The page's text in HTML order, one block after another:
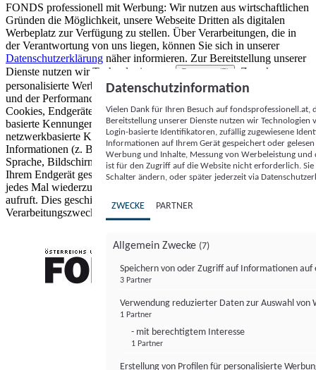
FONDS professionell mit Werbung: Wir nutzen aus wirtschaftlichen
Gründen die Möglichkeit, unsere Webseite Dritten als digitalen
Werbeplatz zur Verfügung zu stellen. Über Verarbeitungen, die in
der Verantwortung von uns liegen, können Sie sich in unserer
Datenschutzerklärung näher informieren. Zur Bereitstellung unserer
Dienste nutzen wir Technologien von
Partnern (5)
. Zwecke:
personalisierte Werbung und Inhalte, Messung von Werbeleistung
und der Performance von Inhalten sowie Zielgruppenforschung.
Cookies, Endgeräte- oder ähnliche Online-Kennungen (z. B. login-
basierte Kennungen, zufällig generierte Kennungen,
netzwerkbasierte Kennungen) können zusammen mit anderen
Informationen (z. B. Browsertyp und Browserinformationen,
Sprache, Bildschirmgröße, unterstützte Technologien usw.) auf
Ihrem Endgerät gespeichert oder von dort ausgelesen werden, um es
jedes Mal wiederzuerkennen, wenn es eine App oder einer Webseite
aufruft. Dies geschieht für einen oder mehrere der hier aufgeführten
Verarbeitungszwecke.
Datenschutzinformation
Vielen Dank für Ihren Besuch auf
Bereitstellung unserer Dienste nutzen wir Technologien
Login-basierte Identifikatoren, zufällig zugewiesene
Informationen auf Ihrem Gerät gespeichert oder
Werbung und Inhalte, Messung von Werbeleistung
ist für den Zugriff auf die Website nicht erforderlich.
Schalter ändern, oder später jederzeit via
ZWECKE PARTNER
Allgemein Zwecke (7)
Speichern von oder Zugriff auf Informationen auf
3 Partner
Verwendung reduzierter Daten zur Auswahl von
1 Partner
- mit berechtigtem Interesse
1 Partner
Erstellung von Profilen für personalisierte
FONDS professionell